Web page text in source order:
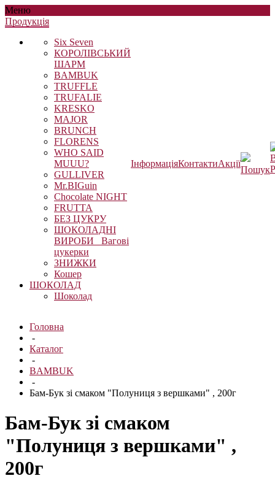
Меню
Продукцiя
Six Seven
КОРОЛІВСЬКИЙ
ШАРМ
BAMBUK
TRUFFLE
TRUFALIE
KRESKO
MAJOR
BRUNCH
FLORENS
WHO SAID
MUUU?
GULLIVER
Mr.BIGuin
Chocolate NIGHT
FRUTTA
БЕЗ ЦУКРУ
ШОКОЛАДНІ
ВИРОБИ_ Вагові
цукерки
ЗНИЖКИ
Кошер
ШОКОЛАД
Шоколад
ІнформаціяКонтактиАкції
Пошук
Головна
-
Каталог
-
BAMBUK
-
Бам-Бук зі смаком "Полуниця з вершками" , 200г
Бам-Бук зі смаком
"Полуниця з вершками" ,
200г